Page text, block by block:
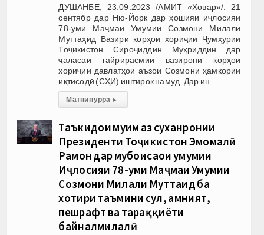
ДУШАНБЕ, 23.09.2023 /АМИТ «Ховар»/. 21
сентябр дар Ню-Йорк дар ҳошияи иҷлосияи
78-уми Маҷмаи Умумии Созмони Милали
Муттаҳид Вазири корҳои хориҷии Ҷумҳурии
Тоҷикистон Сироҷиддин Муҳриддин дар
ҷаласаи ғайрирасмии вазирони корҳои
хориҷии давлатҳои аъзои Созмони ҳамкории
иқтисодӣ (СҲИ) иштирок намуд. Дар ин
Матни пурра ▸
Таъкидҳои муҳим аз суханронии
Президенти Тоҷикистон Эмомалӣ
Раҳмон дар мубоҳисаҳои умумии
Иҷлосияи 78-уми Маҷмаи Умумии
Созмони Милали Муттаҳид ба
хотири таъмини сулҳ, амният,
пешрафт ва тараққиёти
байналмилалӣ